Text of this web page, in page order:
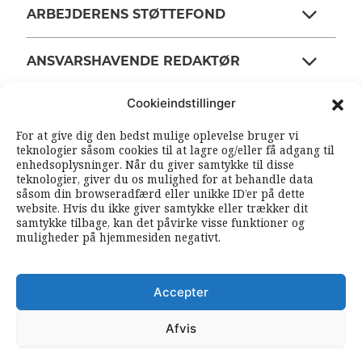
Cookieindstillinger
For at give dig den bedst mulige oplevelse bruger vi
teknologier såsom cookies til at lagre og/eller få adgang til
enhedsoplysninger. Når du giver samtykke til disse
teknologier, giver du os mulighed for at behandle data
såsom din browseradfærd eller unikke ID’er på dette
website. Hvis du ikke giver samtykke eller trækker dit
samtykke tilbage, kan det påvirke visse funktioner og
muligheder på hjemmesiden negativt.
Accepter
Afvis
ARBEJDERENS STØTTEFOND
ANSVARSHAVENDE REDAKTØR
SOUNDCLOUD RSS FEEDS
FØLG ARBEJDEREN